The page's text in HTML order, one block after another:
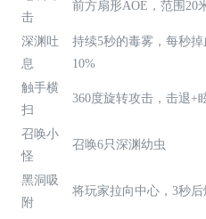
击
前方扇形AOE，范围20
深渊吐
息
持续5秒的毒雾，每秒掉
10%
触手横
扫
360度旋转攻击，击退+
召唤小
怪
召唤6只深渊幼虫
黑洞吸
附
将玩家拉向中心，3秒后